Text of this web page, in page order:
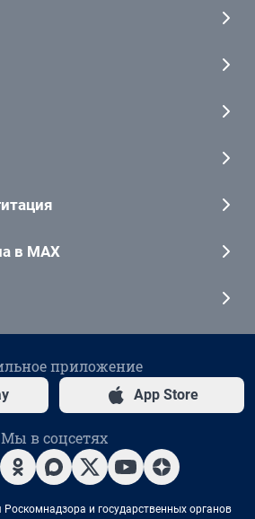
в MAX
приложение
App Store
Мы в соцсетях
и государственных органов